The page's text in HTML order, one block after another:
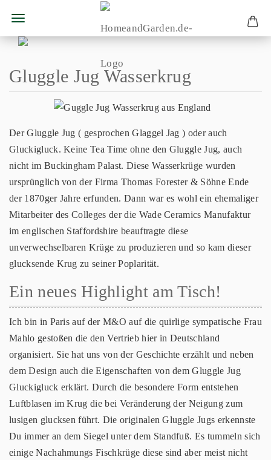
Gluggle Jug Wasserkrug
Der Gluggle Jug ( gesprochen Glaggel Jag ) oder auch
Gluckigluck. Keine Tea Time ohne den Gluggle Jug, auch
nicht im Buckingham Palast. Diese Wasserkrüge wurden
ursprünglich von der Firma Thomas Forester & Söhne Ende
der 1870ger Jahre erfunden. Dann war es wohl ein ehemaliger
Mitarbeiter des Colleges der die Wade Ceramics Manufaktur
im englischen Staffordshire beauftragte diese
unverwechselbaren Krüge zu produzieren und so kam dieser
glucksende Krug zu seiner Poplarität.
Ein neues Highlight am Tisch!
Ich bin in Paris auf der M&O auf die quirlige sympatische Frau
Mahlo gestoßen die den Vertrieb hier in Deutschland
organisiert. Sie hat uns von der Geschichte erzählt und neben
dem Design auch die Eigenschaften von dem Gluggle Jug
Gluckigluck erklärt. Durch die besondere Form entstehen
Luftblasen im Krug die bei Veränderung der Neigung zum
lusigen glucksen führt. Die originalen Gluggle Jugs erkennste
Du immer an dem Siegel unter dem Standfuß. Es tummeln sich
einige Nachahmungs Fischkrüge diese sind aber meist nicht